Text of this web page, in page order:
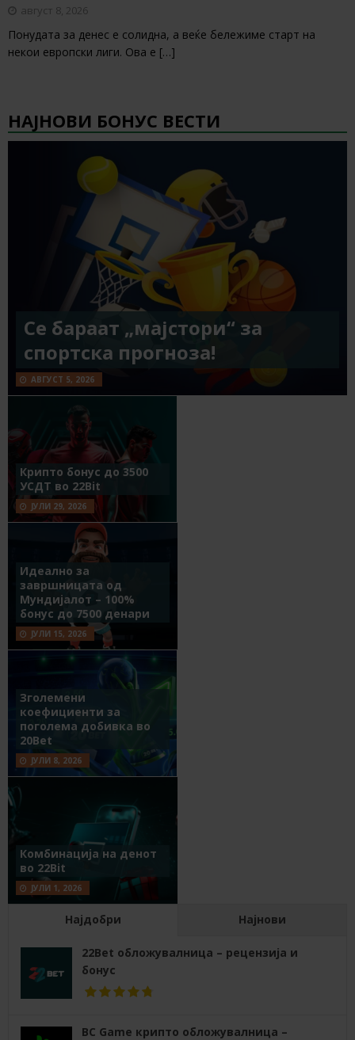
август 8, 2026
Понудата за денес е солидна, а веќе бележиме старт на
некои европски лиги. Ова е […]
НАЈНОВИ БОНУС ВЕСТИ
Се бараат „мајстори“ за
спортска прогноза!
АВГУСТ 5, 2026
Крипто бонус до 3500
УСДТ во 22Bit
ЈУЛИ 29, 2026
Идеално за
завршницата од
Мундијалот – 100%
бонус до 7500 денари
ЈУЛИ 15, 2026
Зголемени
коефициенти за
поголема добивка во
20Bet
ЈУЛИ 8, 2026
Комбинација на денот
во 22Bit
ЈУЛИ 1, 2026
Најдобри Најнови
22Bet обложувалница – рецензија и
бонус
BC Game крипто обложувалница –